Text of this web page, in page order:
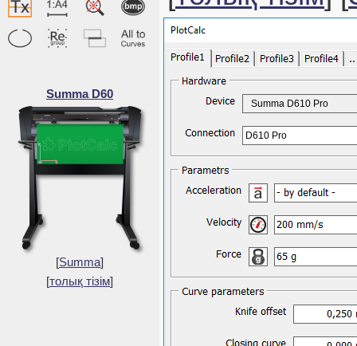
Summa D60
[Summa]
[толық тізім]
Summa D610 Pro
D610 Pro